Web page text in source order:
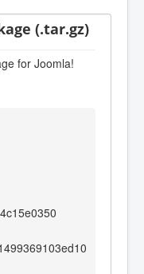
(.tar.gz)
for Joomla!